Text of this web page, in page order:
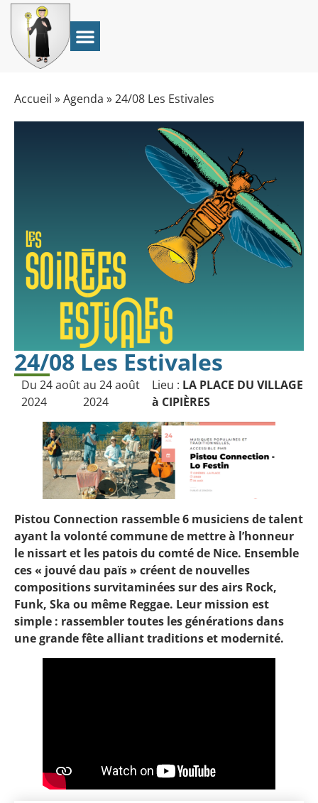
Accueil »Agenda »24/08 Les Estivales
24/08 Les Estivales
Du 24 août
2024
au 24 août
2024
Lieu : LA PLACE DU VILLAGE
à CIPIÈRES
Pistou Connection rassemble 6 musiciens de talent
ayant la volonté commune de mettre à l’honneur
le nissart et les patois du comté de Nice. Ensemble
ces « jouvé dau païs » créent de nouvelles
compositions survitaminées sur des airs Rock,
Funk, Ska ou même Reggae. Leur mission est
simple : rassembler toutes les générations dans
une grande fête alliant traditions et modernité.